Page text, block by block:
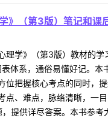
》（第3版）笔记和课
理学》（第3版）教材的学
体系，通俗易懂好记。本
位把握核心考点的同时，
点、难点，脉络清晰，一
提供详尽答案。本书参考